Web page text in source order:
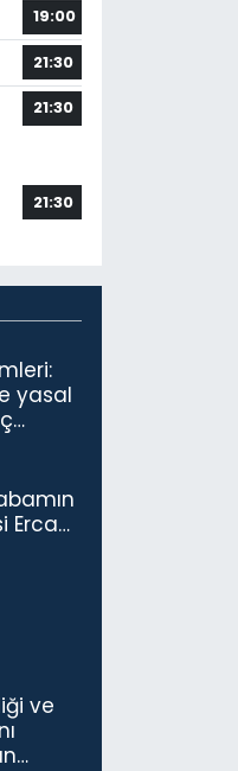
19:00
21:30
21:30
21:30
yasal
Ercan
ve